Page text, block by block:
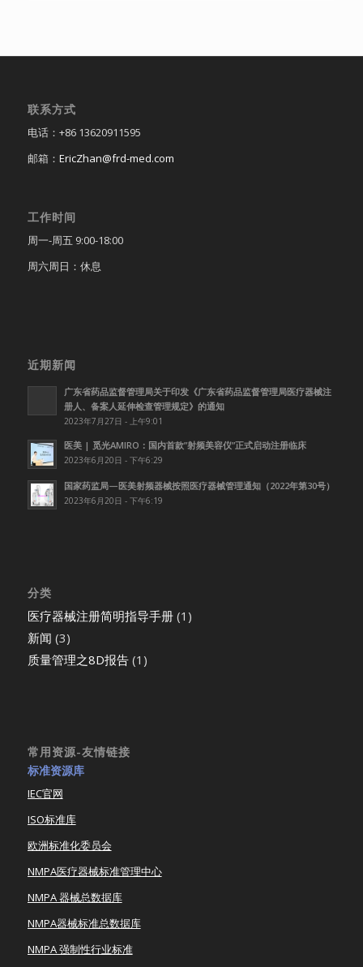
联系方式
电话：+86 13620911595
邮箱： EricZhan@frd-med.com
工作时间
周一-周五 9:00-18:00
周六周日：休息
近期新闻
广东省药品监督管理局关于印发《广东省药品监督管理局医疗器械注
册人、备案人延伸检查管理规定》的通知
2023年7月27日 - 上午9:01
医美 | 觅光AMIRO：国内首款”射频美容仪”正式启动注册临床
2023年6月20日 - 下午6:29
国家药监局—医美射频器械按照医疗器械管理通知（2022年第30号）
2023年6月20日 - 下午6:19
分类
医疗器械注册简明指导手册(1)
新闻 (3)
质量管理之8D报告(1)
常用资源-友情链接
标准资源库
IEC官网
ISO标准库
欧洲标准化委员会
NMPA医疗器械标准管理中心
NMPA 器械总数据库
NMPA器械标准总数据库
NMPA 强制性行业标准